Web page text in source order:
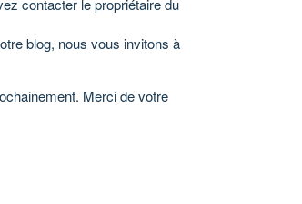
contacter le propriétaire du
blog, nous vous invitons à
Merci de votre